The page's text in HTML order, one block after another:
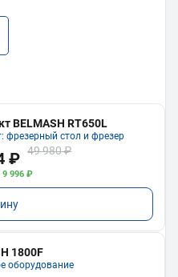
BELMASH RT650L
фрезерный стол и фрезер
₽ 49 980 ₽
9 996 ₽
1800F
оборудование